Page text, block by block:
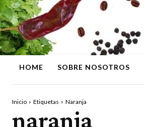
HOME SOBRE NOSOTROS
Inicio Etiquetas Naranja
naranja